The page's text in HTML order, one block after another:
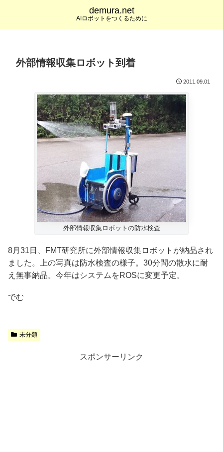
demura.net
AIロボットをつくるために
外部情報収集ロボット到着
2011.09.01
外部情報収集ロボットの防水検査
8月31日、FMT研究所に外部情報収集ロボットが納品され
ました。上の写真は防水検査の様子。30分間の散水に耐
え無事納品。今年はシステムをROSに変更予定。
でむ
未分類
スポンサーリンク